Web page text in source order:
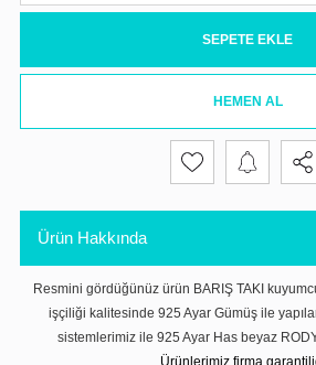
SEPETE EKLE
HEMEN AL
Ürün Hakkında
Resmini gördüğünüz ürün BARIŞ TAKI
işçiliği kalitesinde 925 Ayar Gümüş ile
sistemlerimiz ile 925 Ayar Has beyaz
Ürünlerimiz firma